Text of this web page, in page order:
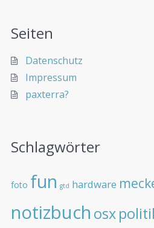
Seiten
Datenschutz
Impressum
paxterra?
Schlagwörter
foto fun gtd hardware
notizbuch osx